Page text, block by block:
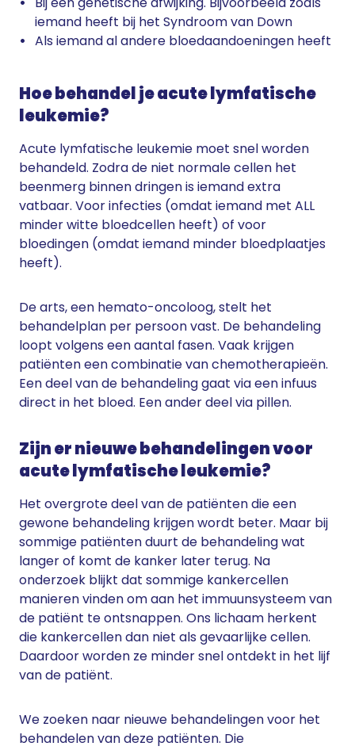
iemand heeft bij het Syndroom van Down
Als iemand al andere bloedaandoeningen heeft
Hoe behandel je acute lymfatische
leukemie?
Acute lymfatische leukemie moet snel worden
behandeld. Zodra de niet normale cellen het
beenmerg binnen dringen is iemand extra
vatbaar. Voor infecties (omdat iemand met ALL
minder witte bloedcellen heeft) of voor
bloedingen (omdat iemand minder bloedplaatjes
heeft).
De arts, een hemato-oncoloog, stelt het
behandelplan per persoon vast. De behandeling
loopt volgens een aantal fasen. Vaak krijgen
patiënten een combinatie van chemotherapieën.
Een deel van de behandeling gaat via een infuus
direct in het bloed. Een ander deel via pillen.
Zijn er nieuwe behandelingen voor
acute lymfatische leukemie?
Het overgrote deel van de patiënten die een
gewone behandeling krijgen wordt beter. Maar bij
sommige patiënten duurt de behandeling wat
langer of komt de kanker later terug. Na
onderzoek blijkt dat sommige kankercellen
manieren vinden om aan het immuunsysteem van
de patiënt te ontsnappen. Ons lichaam herkent
die kankercellen dan niet als gevaarlijke cellen.
Daardoor worden ze minder snel ontdekt in het lijf
van de patiënt.
We zoeken naar nieuwe behandelingen voor het
behandelen van deze patiënten. Die